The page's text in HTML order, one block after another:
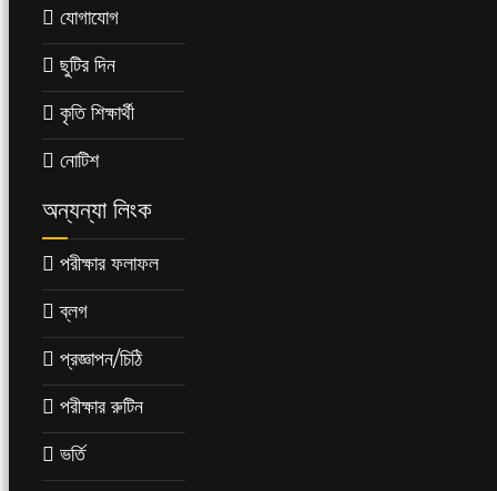
যোগাযোগ
ছুটির দিন
কৃতি শিক্ষার্থী
নোটিশ
অন্যন্যা লিংক
পরীক্ষার ফলাফল
ব্লগ
প্রজ্ঞাপন/চিঠি
পরীক্ষার রুটিন
ভর্তি